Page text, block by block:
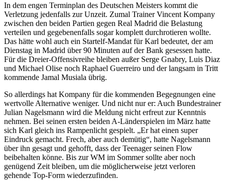
In dem engen Terminplan des Deutschen Meisters kommt die
Verletzung jedenfalls zur Unzeit. Zumal Trainer Vincent Kompany
zwischen den beiden Partien gegen Real Madrid die Belastung
verteilen und gegebenenfalls sogar komplett durchrotieren wollte.
Das hätte wohl auch ein Startelf-Mandat für Karl bedeutet, der am
Dienstag in Madrid über 90 Minuten auf der Bank gesessen hatte.
Für die Dreier-Offensivreihe bleiben außer Serge Gnabry, Luis Diaz
und Michael Olise noch Raphael Guerreiro und der langsam in Tritt
kommende Jamal Musiala übrig.
So allerdings hat Kompany für die kommenden Begegnungen eine
wertvolle Alternative weniger. Und nicht nur er: Auch Bundestrainer
Julian Nagelsmann wird die Meldung nicht erfreut zur Kenntnis
nehmen. Bei seinen ersten beiden A-Länderspielen im März hatte
sich Karl gleich ins Rampenlicht gespielt. „Er hat einen super
Eindruck gemacht. Frech, aber auch demütig“, hatte Nagelsmann
über ihn gesagt und gehofft, dass der Teenager seinen Flow
beibehalten könne. Bis zur WM im Sommer sollte aber noch
genügend Zeit bleiben, um die möglicherweise jetzt verloren
gehende Top-Form wiederzufinden.